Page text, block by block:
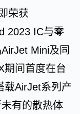
荣获
2023 IC与零
Mini及同
期间首度在台
载AirJet系列产
有的散热体